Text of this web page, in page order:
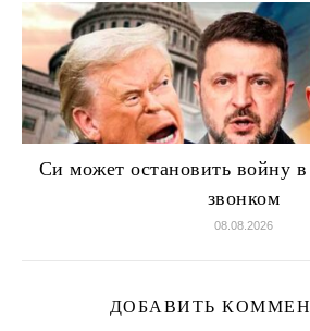
Си может остановить войну
звонком
08.08.2026
ДОБАВИТЬ